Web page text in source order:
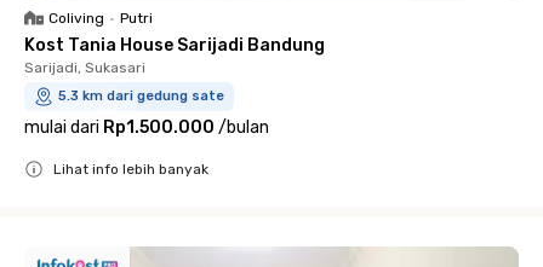
Coliving • Putri
Kost Tania House Sarijadi Bandung
Sarijadi, Sukasari
5.3 km dari gedung sate
mulai dari Rp1.500.000 /bulan
Lihat info lebih banyak